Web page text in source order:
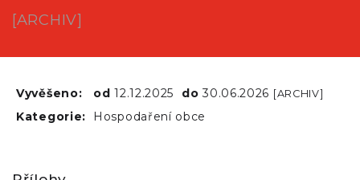
[ARCHIV]
Vyvěšeno: od12.12.2025 do30.06.2026 [ARCHIV]
Kategorie: Hospodaření obce